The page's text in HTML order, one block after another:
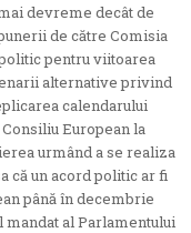
devreme decât de
de către Comisia
pentru viitoarea
alternative privind
calendarului
European la
urmând a se realiza
că un acord politic ar fi
până în decembrie
mandat al Parlamentului